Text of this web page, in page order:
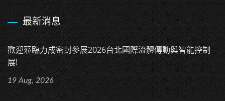
最新消息
歡迎蒞臨力成密封參展2026台北國際流體傳動與智能控制
展!
19 Aug, 2026